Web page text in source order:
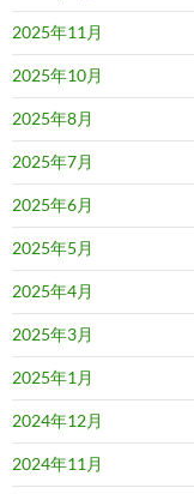
2025年11月
2025年10月
2025年8月
2025年7月
2025年6月
2025年5月
2025年4月
2025年3月
2025年1月
2024年12月
2024年11月